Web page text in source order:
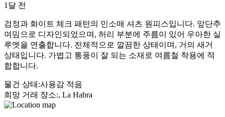
1달 전
검정과 화이트 체크 패턴의 민소매 셔츠 원피스입니다. 앞단추
여밈으로 디자인되었으며, 허리 부분에 주름이 있어 우아한 실
루엣을 연출합니다. 전체적으로 깔끔한 상태이며, 거의 새거
상태입니다. 가볍고 통풍이 잘 되는 소재로 여름철 착용에 적
합합니다.
물건 상태 :사용감 적음
희망 거래 장소:, La Habra